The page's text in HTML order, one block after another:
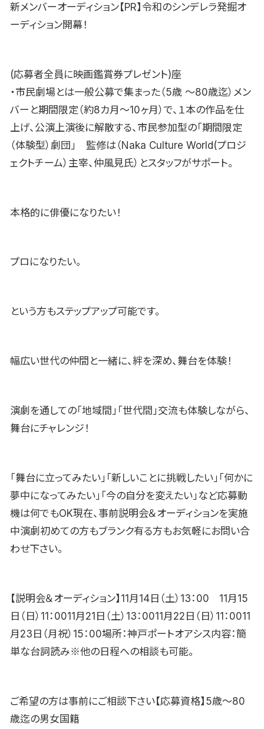
新メンバーオーディション【PR】令和のシンデレラ発掘オ
ーディション開幕！
(応募者全員に映画鑑賞券プレゼント)座
・市民劇場とは一般公募で集まった（5歳 〜80歳迄）メン
バーと期間限定（約8カ月〜10ヶ月）で、１本の作品を仕
上げ、公演上演後に解散する、市民参加型の「期間限定
（体験型）劇団」 監修は（Naka Culture World(プロジ
ェクトチーム）主宰、仲風見氏）とスタッフがサポート。
本格的に俳優になりたい！
プロになりたい。
という方もステップアップ可能です。
幅広い世代の仲間と一緒に、絆を深め、舞台を体験！
演劇を通しての「地域間」「世代間」交流も体験しながら、
舞台にチャレンジ！
「舞台に立ってみたい」「新しいことに挑戦したい」「何かに
夢中になってみたい」「今の自分を変えたい」など応募動
機は何でもOK現在、事前説明会＆オーディションを実施
中演劇初めての方もブランク有る方もお気軽にお問い合
わせ下さい。
【説明会＆オーディション】11月14日（土）13：00 11月15
日（日）11：0011月21日（土）13：0011月22日（日）11：0011
月23日（月祝）15：00場所：神戸ポートオアシス内容：簡
単な台詞読み※他の日程への相談も可能。
ご希望の方は事前にご相談下さい【応募資格】5歳〜80
歳迄の男女国籍